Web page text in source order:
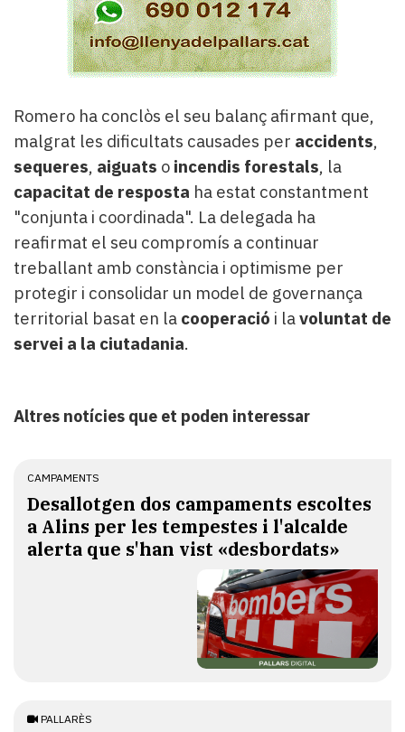
Romero ha conclòs el seu balanç afirmant que,
malgrat les dificultats causades per accidents,
sequeres, aiguats o incendis forestals, la
capacitat de resposta ha estat constantment
"conjunta i coordinada". La delegada ha
reafirmat el seu compromís a continuar
treballant amb constància i optimisme per
protegir i consolidar un model de governança
territorial basat en la cooperació i lavoluntat de
servei a la ciutadania.
Altres notícies que et poden interessar
CAMPAMENTS
​Desallotgen dos campaments escoltes
a Alins per les tempestes i l'alcalde
alerta que s'han vist «desbordats»
PALLARÈS